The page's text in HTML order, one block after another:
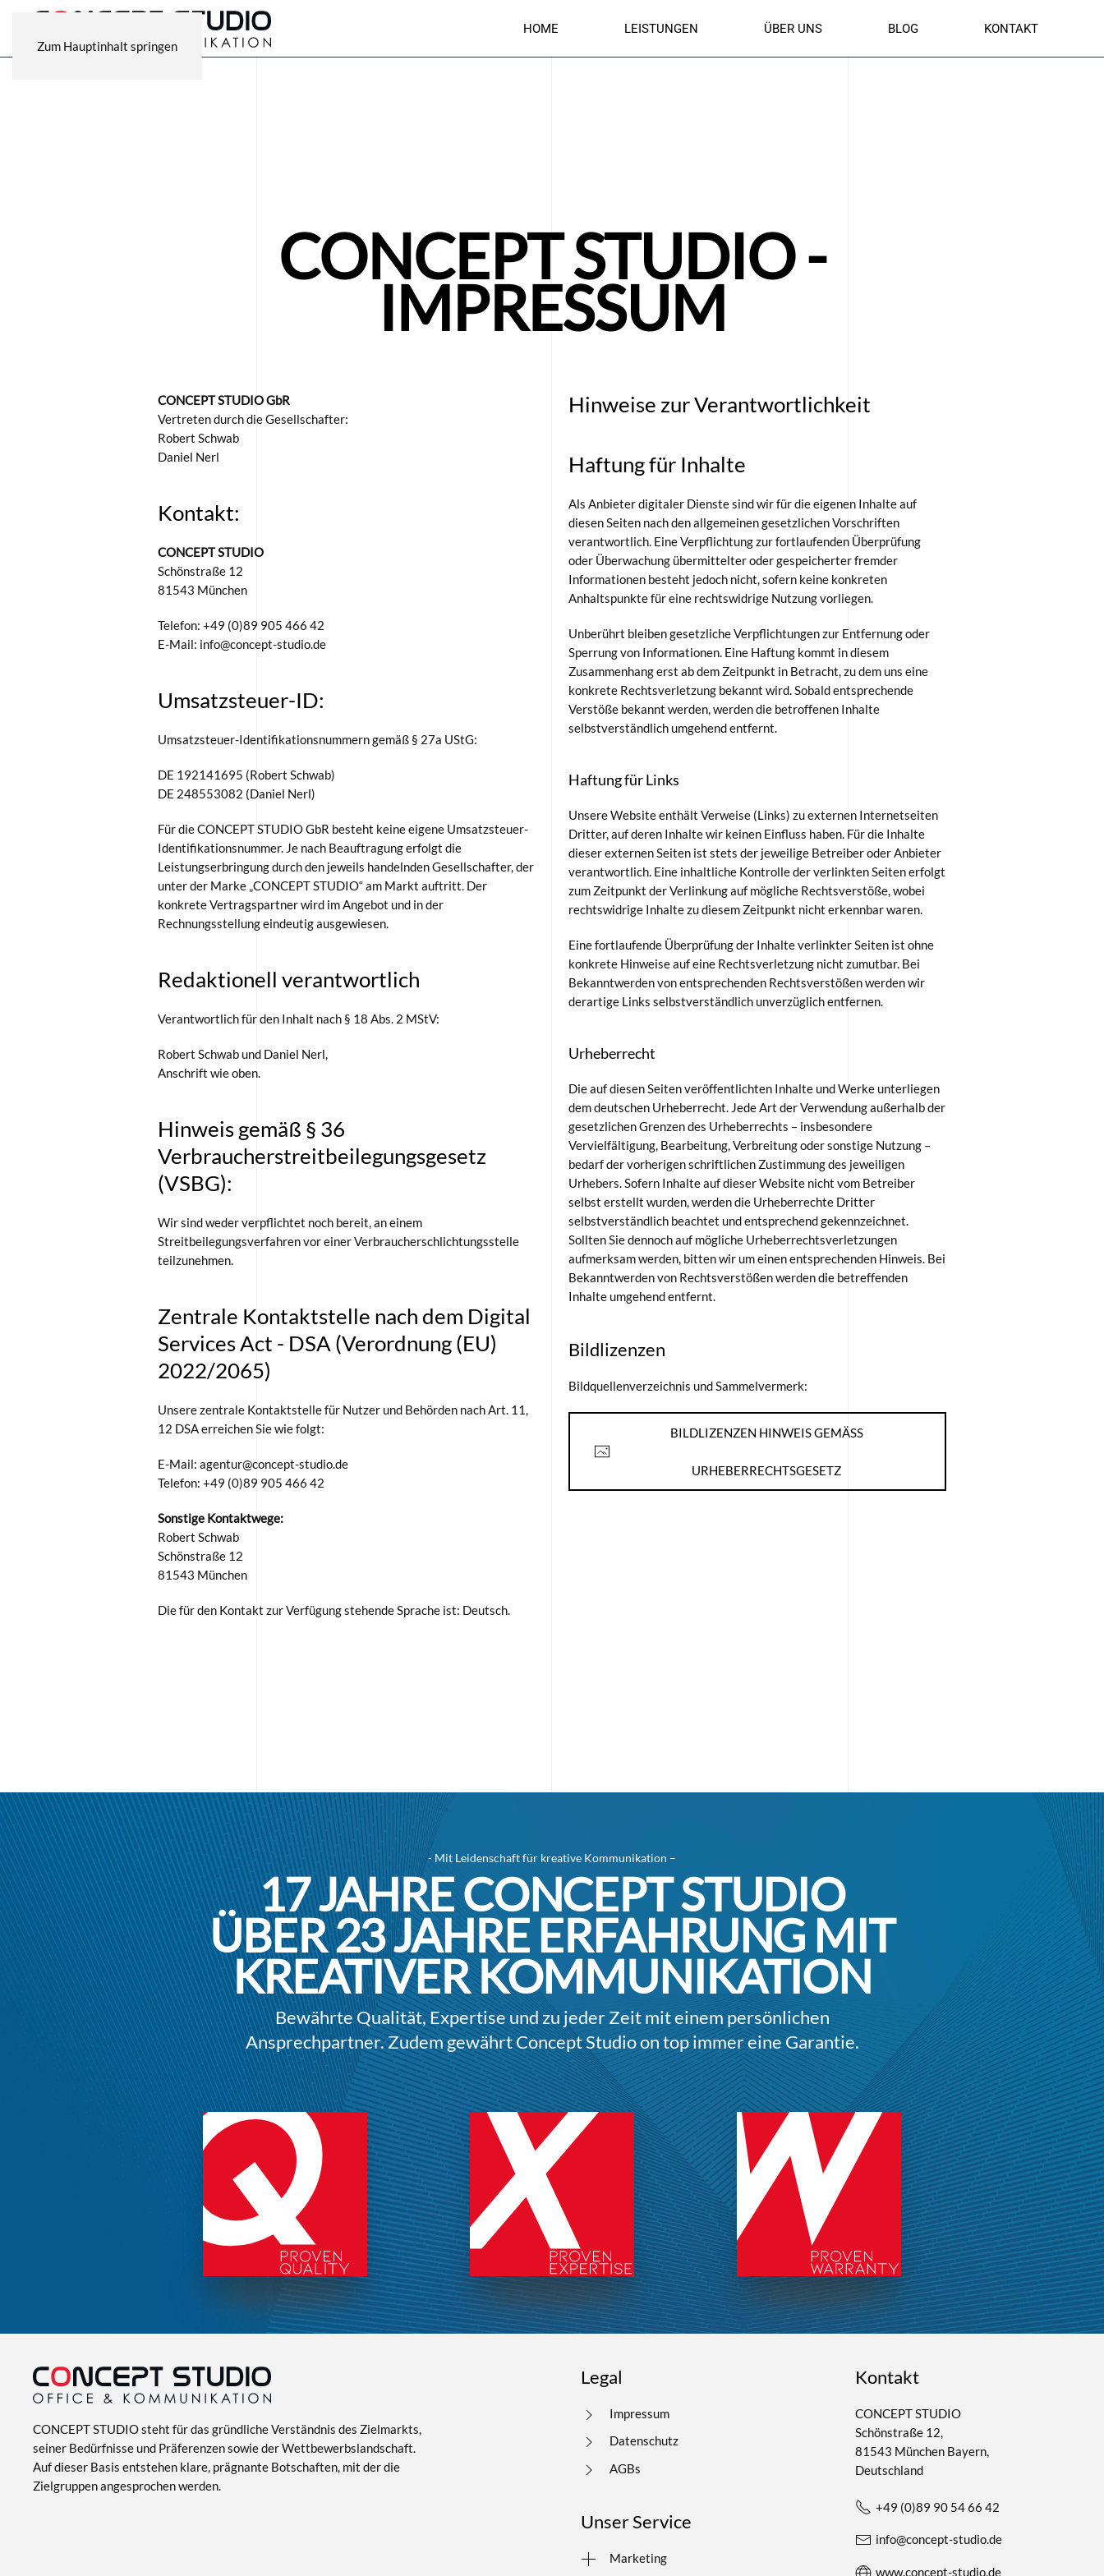
Zum Hauptinhalt springen
HOME LEISTUNGEN ÜBER UNS BLOG KONTAKT
CONCEPT STUDIO -
IMPRESSUM
CONCEPT STUDIO GbR
Vertreten durch die Gesellschafter:
Robert Schwab
Daniel Nerl
Kontakt:
CONCEPT STUDIO
Schönstraße 12
81543 München
Telefon: +49 (0)89 905 466 42
E-Mail: info@concept-studio.de
Umsatzsteuer-ID:
Umsatzsteuer-Identifikationsnummern gemäß § 27a UStG:
DE 192141695 (Robert Schwab)
DE 248553082 (Daniel Nerl)
Für die CONCEPT STUDIO GbR besteht keine eigene Umsatzsteuer-
Identifikationsnummer. Je nach Beauftragung erfolgt die
Leistungserbringung durch den jeweils handelnden Gesellschafter, der
unter der Marke „CONCEPT STUDIO“ am Markt auftritt. Der
konkrete Vertragspartner wird im Angebot und in der
Rechnungsstellung eindeutig ausgewiesen.
Redaktionell verantwortlich
Verantwortlich für den Inhalt nach § 18 Abs. 2 MStV:
Robert Schwab und Daniel Nerl,
Anschrift wie oben.
Hinweis gemäß § 36
Verbraucherstreitbeilegungsgesetz
(VSBG):
Wir sind weder verpflichtet noch bereit, an einem
Streitbeilegungsverfahren vor einer Verbraucherschlichtungsstelle
teilzunehmen.
Zentrale Kontaktstelle nach dem Digital
Services Act - DSA (Verordnung (EU)
2022/2065)
Unsere zentrale Kontaktstelle für Nutzer und Behörden nach Art. 11,
12 DSA erreichen Sie wie folgt:
E-Mail: agentur@concept-studio.de
Telefon: +49 (0)89 905 466 42
Sonstige Kontaktwege:
Robert Schwab
Schönstraße 12
81543 München
Die für den Kontakt zur Verfügung stehende Sprache ist: Deutsch.
Hinweise zur Verantwortlichkeit
Haftung für Inhalte
Als Anbieter digitaler Dienste sind wir für die eigenen Inhalte auf
diesen Seiten nach den allgemeinen gesetzlichen Vorschriften
verantwortlich. Eine Verpflichtung zur fortlaufenden Überprüfung
oder Überwachung übermittelter oder gespeicherter fremder
Informationen besteht jedoch nicht, sofern keine konkreten
Anhaltspunkte für eine rechtswidrige Nutzung vorliegen.
Unberührt bleiben gesetzliche Verpflichtungen zur Entfernung oder
Sperrung von Informationen. Eine Haftung kommt in diesem
Zusammenhang erst ab dem Zeitpunkt in Betracht, zu dem uns eine
konkrete Rechtsverletzung bekannt wird. Sobald entsprechende
Verstöße bekannt werden, werden die betroffenen Inhalte
selbstverständlich umgehend entfernt.
Haftung für Links
Unsere Website enthält Verweise (Links) zu externen Internetseiten
Dritter, auf deren Inhalte wir keinen Einfluss haben. Für die Inhalte
dieser externen Seiten ist stets der jeweilige Betreiber oder Anbieter
verantwortlich. Eine inhaltliche Kontrolle der verlinkten Seiten erfolgt
zum Zeitpunkt der Verlinkung auf mögliche Rechtsverstöße, wobei
rechtswidrige Inhalte zu diesem Zeitpunkt nicht erkennbar waren.
Eine fortlaufende Überprüfung der Inhalte verlinkter Seiten ist ohne
konkrete Hinweise auf eine Rechtsverletzung nicht zumutbar. Bei
Bekanntwerden von entsprechenden Rechtsverstößen werden wir
derartige Links selbstverständlich unverzüglich entfernen.
Urheberrecht
Die auf diesen Seiten veröffentlichten Inhalte und Werke unterliegen
dem deutschen Urheberrecht. Jede Art der Verwendung außerhalb der
gesetzlichen Grenzen des Urheberrechts – insbesondere
Vervielfältigung, Bearbeitung, Verbreitung oder sonstige Nutzung –
bedarf der vorherigen schriftlichen Zustimmung des jeweiligen
Urhebers. Sofern Inhalte auf dieser Website nicht vom Betreiber
selbst erstellt wurden, werden die Urheberrechte Dritter
selbstverständlich beachtet und entsprechend gekennzeichnet.
Sollten Sie dennoch auf mögliche Urheberrechtsverletzungen
aufmerksam werden, bitten wir um einen entsprechenden Hinweis. Bei
Bekanntwerden von Rechtsverstößen werden die betreffenden
Inhalte umgehend entfernt.
Bildlizenzen
Bildquellenverzeichnis und Sammelvermerk:
BILDLIZENZEN HINWEIS GEMÄSS U
RHEBERRECHTSGESETZ
- Mit Leidenschaft für kreative Kommunikation –
17JAHRE CONCEPT STUDIO
ÜBER23JAHRE ERFAHRUNG MIT
KREATIVER KOMMUNIKATION
Bewährte Qualität, Expertise und zu jeder Zeit mit einem persönlichen
Ansprechpartner. Zudem gewährt Concept Studio on top immer eine Garantie.
CONCEPT STUDIO steht für das gründliche Verständnis des Zielmarkts,
seiner Bedürfnisse und Präferenzen sowie der Wettbewerbslandschaft.
Auf dieser Basis entstehen klare, prägnante Botschaften, mit der die
Zielgruppen angesprochen werden.
Legal
Impressum
Datenschutz
AGBs
Unser Service
Marketing
Kontakt
CONCEPT STUDIO
Schönstraße 12,
81543 München Bayern,
Deutschland
+49 (0)89 90 54 66 42
info@concept-studio.de
www.concept-studio.de